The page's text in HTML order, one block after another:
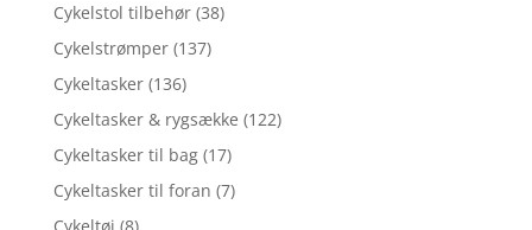
Cykelstol tilbehør (38)
Cykelstrømper (137)
Cykeltasker (136)
Cykeltasker & rygsække (122)
Cykeltasker til bag (17)
Cykeltasker til foran (7)